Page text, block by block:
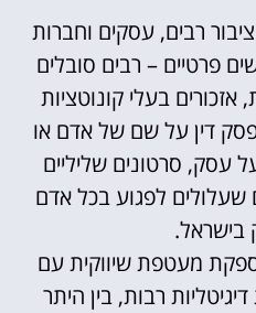
רבים, עסקים וחברות
פרטיים – רבים סובלים
בעלי קונוטציות
דין על שם של אדם או
עסק, סרטונים שליליים
שעלולים לפגוע בכל אדם
בישראל.
מעטפת שיווקית עם
רבות, בין היתר